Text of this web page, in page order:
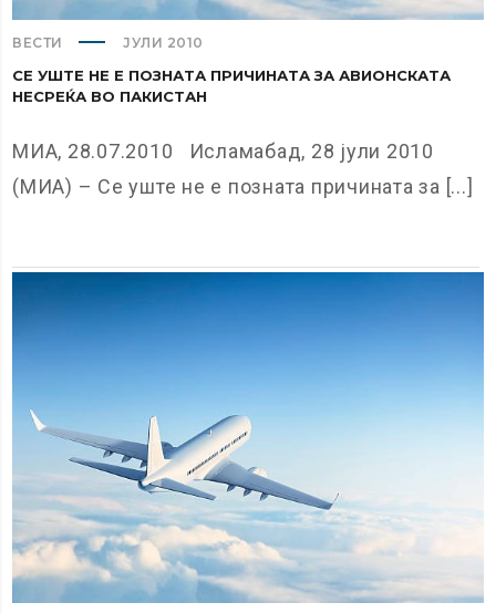
ВЕСТИ ЈУЛИ 2010
СЕ УШТЕ НЕ Е ПОЗНАТА ПРИЧИНАТА ЗА АВИОНСКАТА
НЕСРЕЌА ВО ПАКИСТАН
МИА, 28.07.2010 Исламабад, 28 јули 2010
(МИА) – Се уште не е позната причината за [...]